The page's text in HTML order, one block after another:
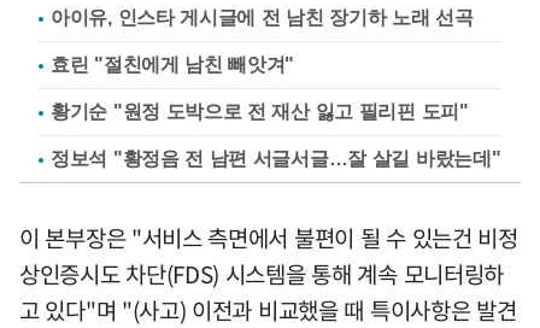
아이유, 인스타 게시글에 전 남친 장기하 노래 선곡
효린 "절친에게 남친 빼앗겨"
황기순 "원정 도박으로 전 재산 잃고 필리핀 도피"
정보석 "황정음 전 남편 서글서글…잘 살길 바랐는데"
이 본부장은 "서비스 측면에서 불편이 될 수 있는건 비정
상인증시도 차단(FDS) 시스템을 통해 계속 모니터링하
고 있다"며 "(사고) 이전과 비교했을 때 특이사항은 발견